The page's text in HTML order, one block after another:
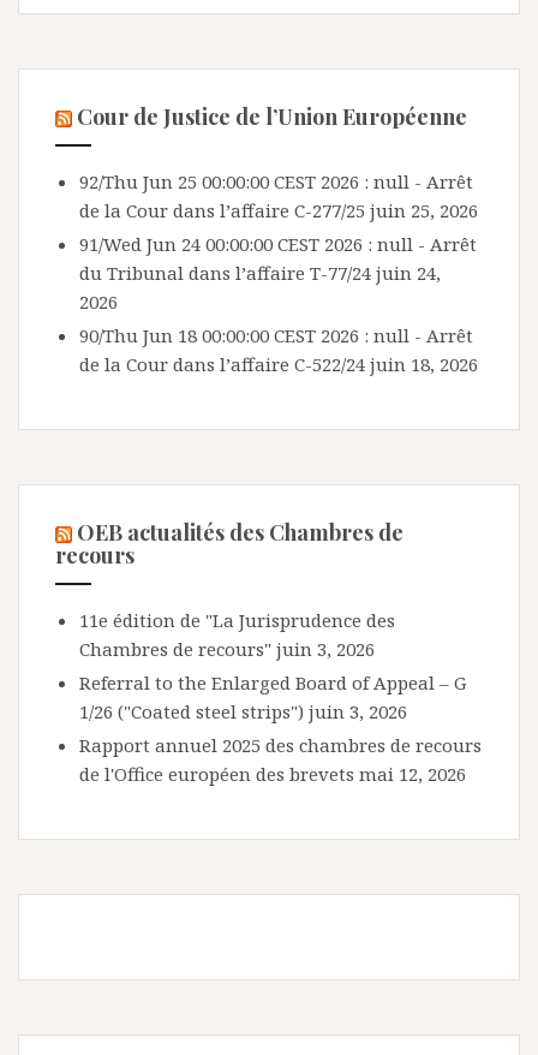
Cour de Justice de l’Union Européenne
92/Thu Jun 25 00:00:00 CEST 2026 : null - Arrêt
de la Cour dans l’affaire C-277/25 juin 25, 2026
91/Wed Jun 24 00:00:00 CEST 2026 : null - Arrêt
du Tribunal dans l’affaire T-77/24 juin 24,
2026
90/Thu Jun 18 00:00:00 CEST 2026 : null - Arrêt
de la Cour dans l’affaire C-522/24 juin 18, 2026
OEB actualités des Chambres de
recours
11e édition de "La Jurisprudence des
Chambres de recours" juin 3, 2026
Referral to the Enlarged Board of Appeal – G
1/26 ("Coated steel strips") juin 3, 2026
Rapport annuel 2025 des chambres de recours
de l'Office européen des brevets mai 12, 2026